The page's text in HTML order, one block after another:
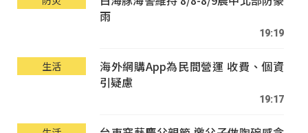
雨
19:19
生活
海外網購App為民間營運 收費、個資
引疑慮
19:17